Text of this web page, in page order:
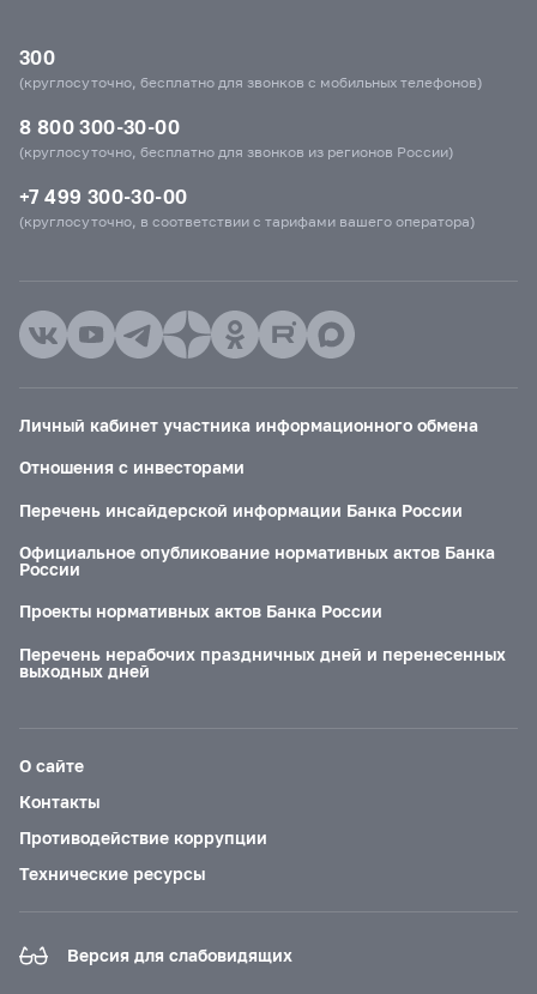
300
(круглосуточно, бесплатно для звонков с мобильных телефонов)
8 800 300-30-00
(круглосуточно, бесплатно для звонков из регионов России)
+7 499 300-30-00
(круглосуточно, в соответствии с тарифами вашего оператора)
Личный кабинет участника информационного обмена
Отношения с инвесторами
Перечень инсайдерской информации Банка России
Официальное опубликование нормативных актов Банка
России
Проекты нормативных актов Банка России
Перечень нерабочих праздничных дней и перенесенных
выходных дней
О сайте
Контакты
Противодействие коррупции
Технические ресурсы
Версия для слабовидящих